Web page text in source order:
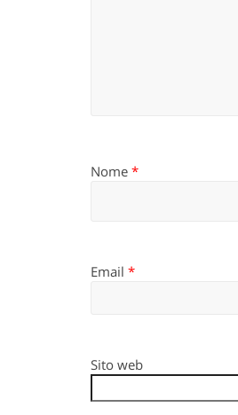
Nome *
Email *
Sito web